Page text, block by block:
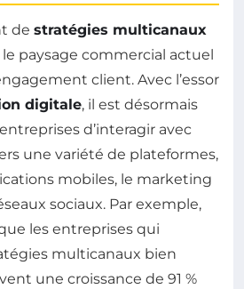
de stratégies multicanaux
paysage commercial actuel
client. Avec l’essor
digitale, il est désormais
d’interagir avec
une variété de plateformes,
mobiles, le marketing
sociaux. Par exemple,
les entreprises qui
multicanaux bien
une croissance de 91 %